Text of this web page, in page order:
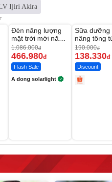
Ijiri Akira
-56%
Đèn năng lượng
mặt trời mới năm
2026 có 120 viên
LED lớn
1.086.000đ
466.980đ
Flash Sale
A dong solarlight
-27%
Sữa dưỡng
nâng tông
Vaseline
190.000đ
138.330đ
Discount